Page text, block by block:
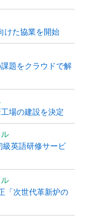
けた協業を開始
題をクラウドで解
場の建設を決定
級英語研修サービ
「次世代革新炉の